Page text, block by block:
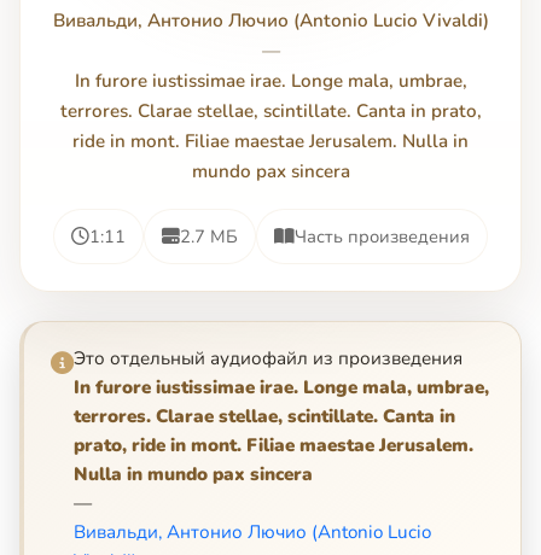
Вивальди, Антонио Лючио (Antonio Lucio Vivaldi)
—
In furore iustissimae irae. Longe mala, umbrae,
terrores. Clarae stellae, scintillate. Canta in prato,
ride in mont. Filiae maestae Jerusalem. Nulla in
mundo pax sincera
1:11 2.7 МБ Часть произведения
Это отдельный аудиофайл из произведения
In furore iustissimae irae. Longe mala, umbrae,
terrores. Clarae stellae, scintillate. Canta in
prato, ride in mont. Filiae maestae Jerusalem.
Nulla in mundo pax sincera
—
Вивальди, Антонио Лючио (Antonio Lucio